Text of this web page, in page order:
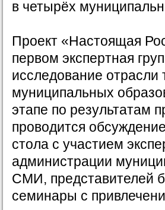
в четырёх
Проект «Настоящая
первом экспертная
исследование отрасли
муниципальных
этапе по результатам
проводится
стола с участием
администрации
СМИ, представителей
семинары с